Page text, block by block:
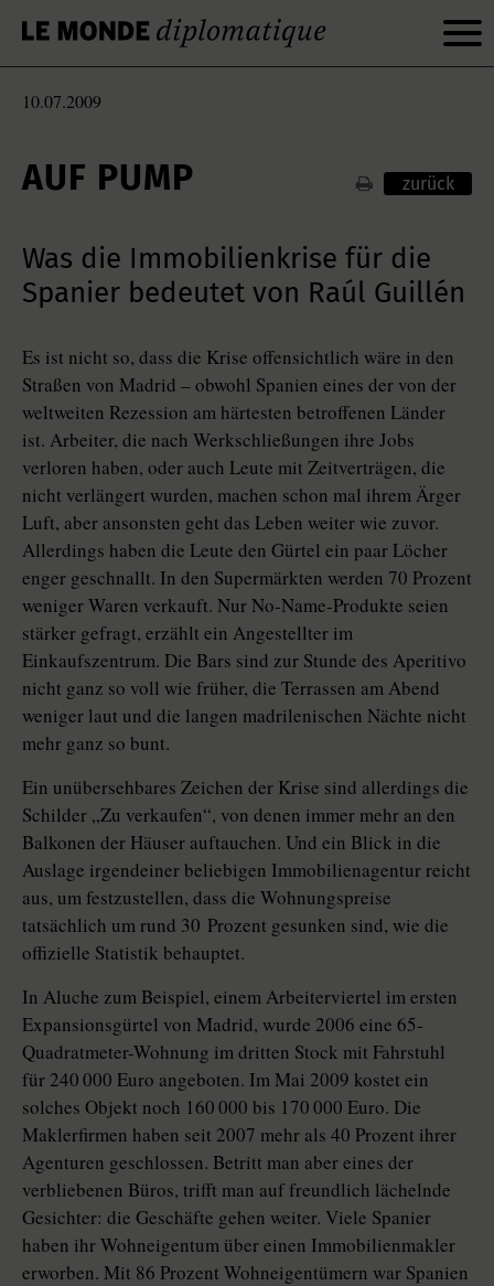
10.07.2009
AUF PUMP zurück
Was die Immobilienkrise für die
Spanier bedeutet von Raúl Guillén
Es ist nicht so, dass die Krise offensichtlich wäre in den
Straßen von Madrid – obwohl Spanien eines der von der
weltweiten Rezession am härtesten betroffenen Länder
ist. Arbeiter, die nach Werkschließungen ihre Jobs
verloren haben, oder auch Leute mit Zeitverträgen, die
nicht verlängert wurden, machen schon mal ihrem Ärger
Luft, aber ansonsten geht das Leben weiter wie zuvor.
Allerdings haben die Leute den Gürtel ein paar Löcher
enger geschnallt. In den Supermärkten werden 70 Prozent
weniger Waren verkauft. Nur No-Name-Produkte seien
stärker gefragt, erzählt ein Angestellter im
Einkaufszentrum. Die Bars sind zur Stunde des Aperitivo
nicht ganz so voll wie früher, die Terrassen am Abend
weniger laut und die langen madrilenischen Nächte nicht
mehr ganz so bunt.
Ein unübersehbares Zeichen der Krise sind allerdings die
Schilder „Zu verkaufen“, von denen immer mehr an den
Balkonen der Häuser auftauchen. Und ein Blick in die
Auslage irgendeiner beliebigen Immobilienagentur reicht
aus, um festzustellen, dass die Wohnungspreise
tatsächlich um rund 30 Prozent gesunken sind, wie die
offizielle Statistik behauptet.
In Aluche zum Beispiel, einem Arbeiterviertel im ersten
Expansionsgürtel von Madrid, wurde 2006 eine 65-
Quadratmeter-Wohnung im dritten Stock mit Fahrstuhl
für 240 000 Euro angeboten. Im Mai 2009 kostet ein
solches Objekt noch 160 000 bis 170 000 Euro. Die
Maklerfirmen haben seit 2007 mehr als 40 Prozent ihrer
Agenturen geschlossen. Betritt man aber eines der
verbliebenen Büros, trifft man auf freundlich lächelnde
Gesichter: die Geschäfte gehen weiter. Viele Spanier
haben ihr Wohneigentum über einen Immobilienmakler
erworben. Mit 86 Prozent Wohneigentümern war Spanien